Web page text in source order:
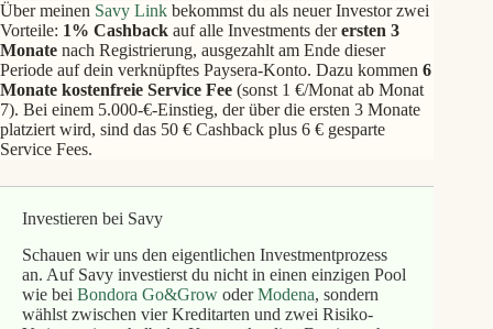
Über meinen Savy Link bekommst du als neuer Investor zwei
Vorteile: 1% Cashback auf alle Investments derersten 3
Monate nach Registrierung, ausgezahlt am Ende dieser
Periode auf dein verknüpftes Paysera-Konto. Dazu kommen 6
Monate kostenfreie Service Fee (sonst 1 €/Monat ab Monat
7). Bei einem 5.000-€-Einstieg, der über die ersten 3 Monate
platziert wird, sind das 50 € Cashback plus 6 € gesparte
Service Fees.
Investieren bei Savy
Schauen wir uns den eigentlichen Investmentprozess
an. Auf Savy investierst du nicht in einen einzigen Pool
wie bei Bondora Go&GrowoderModena, sondern
wählst zwischen vier Kreditarten und zwei Risiko-